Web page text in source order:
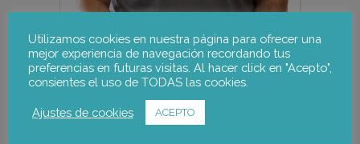
Jordi Potrony
Utilizamos cookies en nuestra página para ofrecer una
mejor experiencia de navegación recordando tus
preferencias en futuras visitas. Al hacer click en "Acepto",
consientes el uso de TODAS las cookies.
Ajustes de cookies ACEPTO